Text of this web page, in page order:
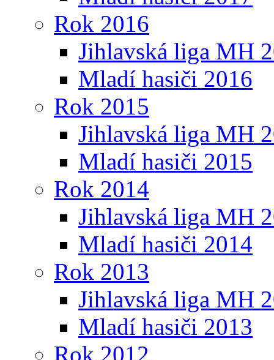
Rok 2016
Jihlavská liga MH
Mladí hasiči 2016
Rok 2015
Jihlavská liga MH
Mladí hasiči 2015
Rok 2014
Jihlavská liga MH
Mladí hasiči 2014
Rok 2013
Jihlavská liga MH
Mladí hasiči 2013
Rok 2012